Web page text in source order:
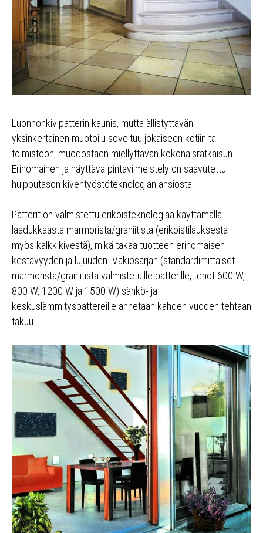
Luonnonkivipatterin kaunis, mutta ällistyttävän
yksinkertainen muotoilu soveltuu jokaiseen kotiin tai
toimistoon, muodostaen miellyttävän kokonaisratkaisun.
Erinomainen ja näyttävä pintaviimeistely on saavutettu
huipputason kiventyöstöteknologian ansiosta.
Patterit on valmistettu erikoisteknologiaa käyttämällä
laadukkaasta marmorista/graniitista (erikoistilauksesta
myös kalkkikivestä), mikä takaa tuotteen erinomaisen
kestävyyden ja lujuuden. Vakiosarjan (standardimittaiset
marmorista/graniitista valmistetuille patterille, tehot 600 W,
800 W, 1200 W ja 1500 W) sähkö- ja
keskuslämmityspattereille annetaan kahden vuoden tehtaan
takuu.